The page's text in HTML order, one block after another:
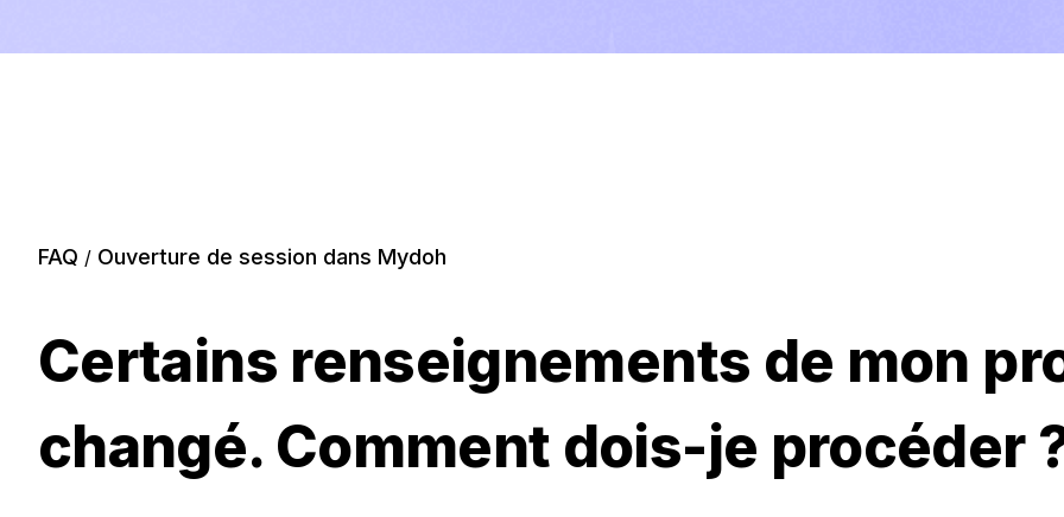
FAQ / Ouverture de session dans Mydoh
Certains renseignements de mon
changé. Comment dois-je procéder